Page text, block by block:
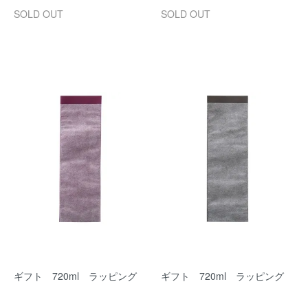
SOLD OUT
SOLD OUT
ギフト 720ml ラッピング
ギフト 720ml ラッピング